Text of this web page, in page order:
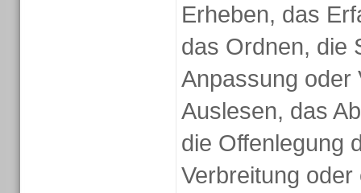
Erheben, das
das Ordnen, die
Anpassung oder
Auslesen, das
die Offenlegung
Verbreitung